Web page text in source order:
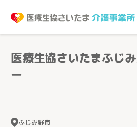
医療生協さいたまふじ
ー
ふじみ野市